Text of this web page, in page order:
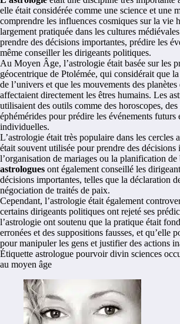
elle était considérée comme une science et une
comprendre les influences cosmiques sur la vie
largement pratiquée dans les cultures
prendre des décisions importantes, prédire les
même conseiller les dirigeants politiques.
Au Moyen Âge, l’astrologie était basée sur les
géocentrique de Ptolémée, qui considérait que
de l’univers et que les mouvements des planètes
affectaient directement les êtres humains. Les
utilisaient des outils comme des horoscopes,
éphémérides pour prédire les événements futurs
individuelles.
L’astrologie était très populaire dans les cercles
était souvent utilisée pour prendre des décisions
l’organisation de mariages ou la planification de
astrologues ont également conseillé les
décisions importantes, telles que la déclaration
négociation de traités de paix.
Cependant, l’astrologie était également
certains dirigeants politiques ont rejeté ses
l’astrologie ont soutenu que la pratique était
erronées et des suppositions fausses, et qu’elle
pour manipuler les gens et justifier des actions
Étiquette astrologue pourvoir divin sciences
au moyen âge